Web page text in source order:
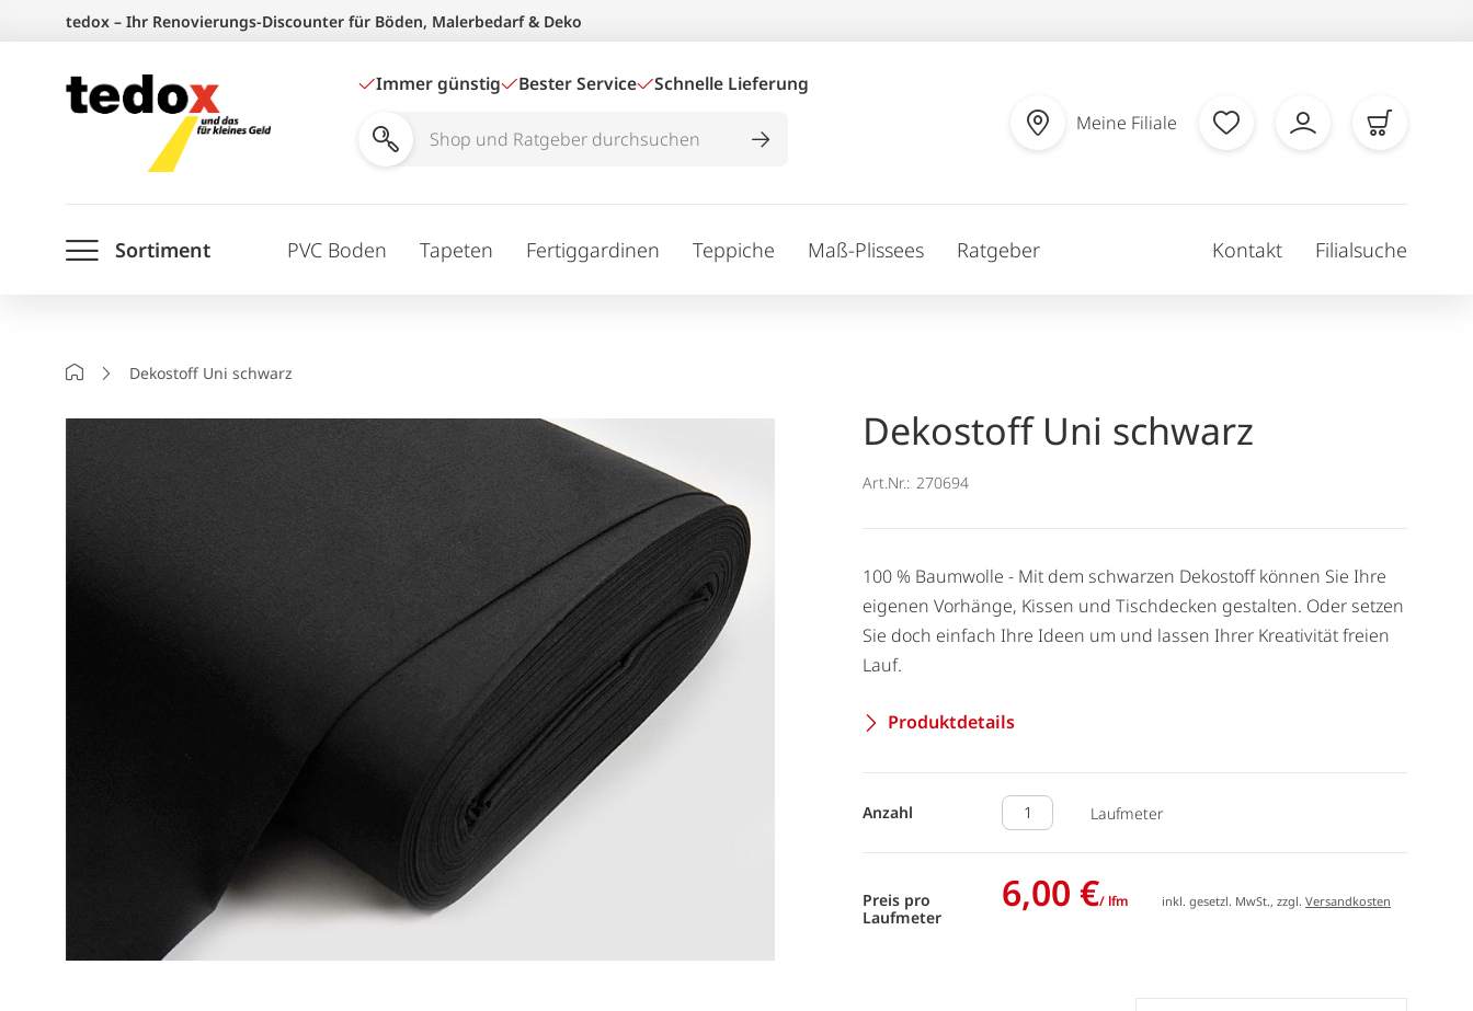
springen
tedox – Ihr Renovierungs-Discounter für Böden, Malerbedarf & Deko
Immer günstig Bester Service Schnelle Lieferung
Shop
durchsuchen
Meine Filiale
Sortiment PVC Boden Tapeten Fertiggardinen Teppiche Maß-Plissees Ratgeber Kontakt Filialsuche
StartseiteDekostoff Uni schwarz
Dekostoff Uni schwarz
Art.Nr.: 270694
100 % Baumwolle - Mit dem schwarzen Dekostoff können Sie Ihre
eigenen Vorhänge, Kissen und Tischdecken gestalten. Oder setzen
Sie doch einfach Ihre Ideen um und lassen Ihrer Kreativität freien
Lauf.
Produktdetails
Anzahl Laufmeter
Preis pro
Laufmeter
6,00 €/ lfm inkl. gesetzl. MwSt., zzgl.Versandkosten